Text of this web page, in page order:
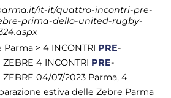
it-it/quattro-incontri-pre-
prima-dello-united-rugby-
> 4 INCONTRI PRE-
ZEBRE 4 INCONTRI PRE-
ZEBRE 04/07/2023 Parma, 4
estiva delle Zebre Parma